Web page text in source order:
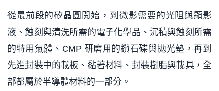
從最前段的矽晶圓開始，到微影需要的光阻與顯影
液、蝕刻與清洗所需的電子化學品、沉積與蝕刻所需
的特用氣體、CMP 研磨用的鑽石碟與拋光墊，再到
先進封裝中的載板、黏著材料、封裝樹脂與載具，全
部都屬於半導體材料的一部分。